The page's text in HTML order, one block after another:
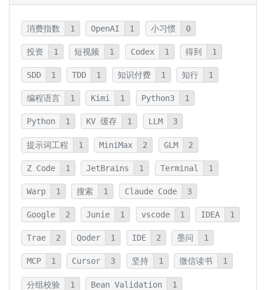
消费指数 1 OpenAI 1 小习惯 0
投资 1 短视频 1 Codex 1 得到 1
SDD 1 TDD 1 知识付费 1 知行 1
编程语言 1 Kimi 1 Python3 1
Python 1 KV 缓存 1 LLM 3
提示词工程 1 MiniMax 2 GLM 2
Z Code 1 JetBrains 1 Terminal 1
Warp 1 搜索 1 Claude Code 3
Google 2 Junie 1 vscode 1 IDEA 1
Trae 2 Qoder 1 IDE 2 墨问 1
MCP 1 Cursor 3 坚持 1 微信读书 1
分组校验 1 Bean Validation 1